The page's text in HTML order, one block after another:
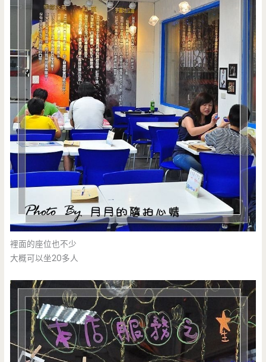
裡面的座位也不少
大概可以坐20多人